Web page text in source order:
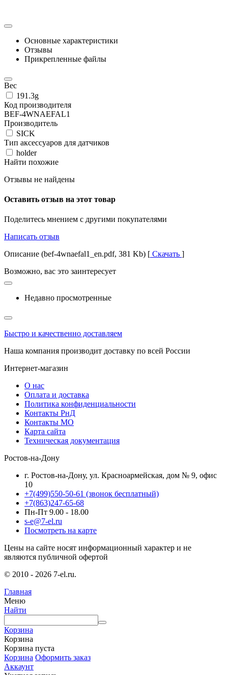
Основные характеристики
Отзывы
Прикрепленные файлы
Вес
191.3g
Код производителя
BEF-4WNAEFAL1
Производитель
SICK
Тип аксессуаров для датчиков
holder
Найти похожие
Отзывы не найдены
Оставить отзыв на этот товар
Поделитесь мнением с другими покупателями
Написать отзыв
Описание (bef-4wnaefal1_en.pdf, 381 Kb) [ Скачать ]
Возможно, вас это заинтересует
Недавно просмотренные
Быстро и качественно доставляем
Наша компания производит доставку по всей России
Интернет-магазин
О нас
Оплата и доставка
Политика конфиденциальности
Контакты РнД
Контакты МО
Карта сайта
Техническая документация
Ростов-на-Дону
г. Ростов-на-Дону, ул. Красноармейская, дом № 9, офис
10
+7(499)550-50-61 (звонок бесплатный)
+7(863)247-65-68
Пн-Пт 9.00 - 18.00
s-e@7-el.ru
Посмотреть на карте
Цены на сайте носят информационный характер и не
являются публичной офертой
© 2010 - 2026 7-el.ru.
Главная
Меню
Найти
Корзина
Корзина
Корзина пуста
Корзина Оформить заказ
Аккаунт